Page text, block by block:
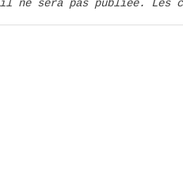
ne sera pas publiée. Les